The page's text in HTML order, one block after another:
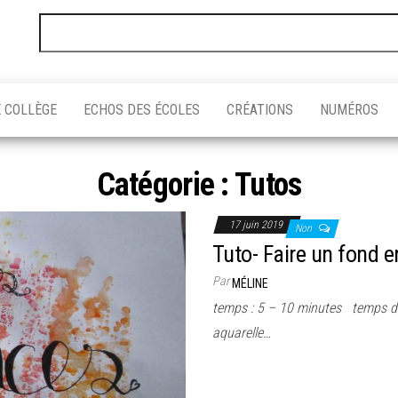
COLLÈGE ECHOS DES ÉCOLES CRÉATIONS NUMÉROS
Catégorie : Tutos
17 juin 2019 Non
Tuto- Faire un fond
ParMÉLINE
temps : 5 – 10 minutes temps
aquarelle…